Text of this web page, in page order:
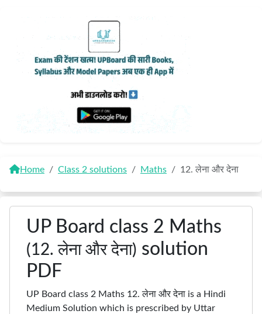
Home Class 2 solutions Maths 12. लेना और देना
UP Board class 2 Maths
(12. लेना और देना) solution
PDF
UP Board class 2 Maths 12. लेना और देना is a Hindi
Medium Solution which is prescribed by Uttar